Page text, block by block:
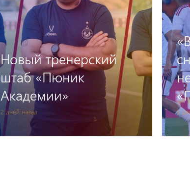
2 дней назад
Новый тренерский
штаб «Пюник
Академии»
5